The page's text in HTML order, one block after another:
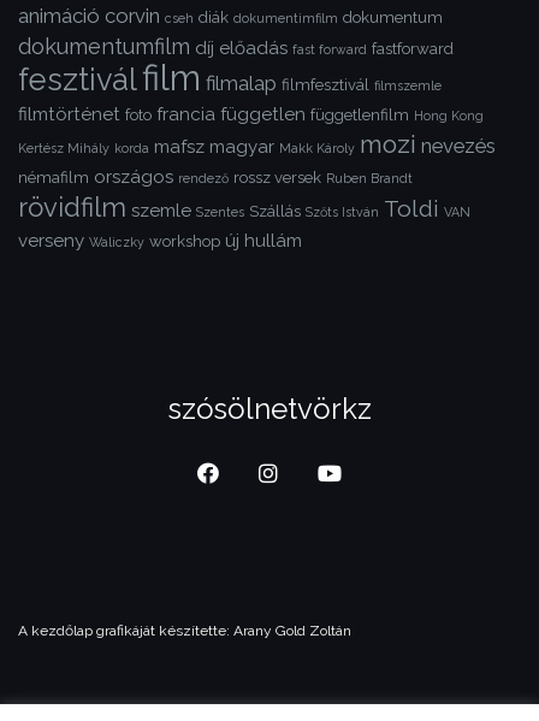
animáció corvin cseh diák dokumentimfilm dokumentum
dokumentumfilm díj előadás fast forward fastforward
fesztiválfilm filmalap filmfesztivál filmszemle
filmtörténet foto francia független függetlenfilm Hong Kong
Kertész Mihály korda mafsz magyar Makk Károly mozi nevezés
némafilm országos rendező rossz versek Ruben Brandt
rövidfilm szemle Szentes Szállás Szőts István Toldi VAN
verseny Waliczky workshop új hullám
szósölnetvörkz
A kezdőlap grafikáját készítette: Arany Gold Zoltán